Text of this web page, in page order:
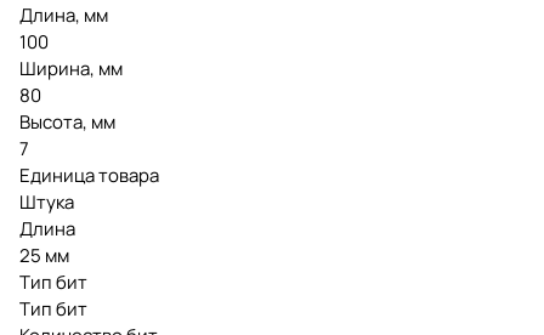
Длина, мм
100
Ширина, мм
80
Высота, мм
7
Единица товара
Штука
Длина
25 мм
Тип бит
Тип бит